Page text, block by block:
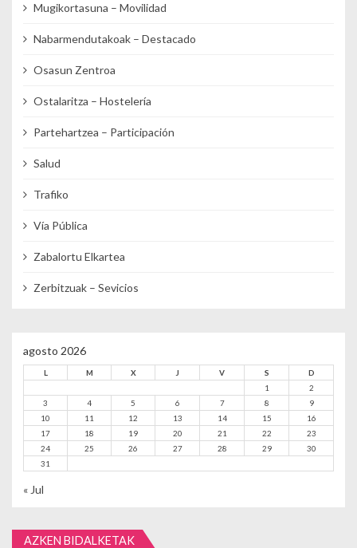
Mugikortasuna – Movilidad
Nabarmendutakoak – Destacado
Osasun Zentroa
Ostalaritza – Hostelería
Partehartzea – Participación
Salud
Trafiko
Vía Pública
Zabalortu Elkartea
Zerbitzuak – Sevicios
agosto 2026
L M X J V S
D
1
2
3
4 5 6 7 8
9
10
11 12 13 14 15
16
17
18 19 20 21 22
23
24
25 26 27 28 29
30
31
« Jul
AZKEN BIDALKETAK